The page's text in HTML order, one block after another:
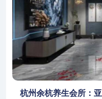
杭州余杭养生会所：